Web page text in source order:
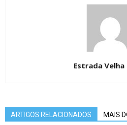
Estrada Velha
ARTIGOS RELACIONADOS MAIS